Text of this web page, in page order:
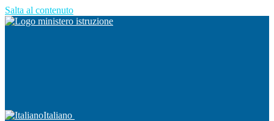
Salta al contenuto
Italiano